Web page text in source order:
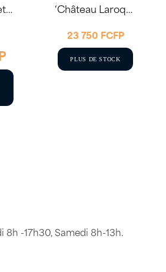
8h -17h30, Samedi 8h-13h.
Ronan By Clinet 2020 75cl
LE
PRIX
‘Château Laroque’ St Emilion Grand Cru Classé 2020 – Magnum 1.5L
23 750 FCFP
PLUS DE STOCK